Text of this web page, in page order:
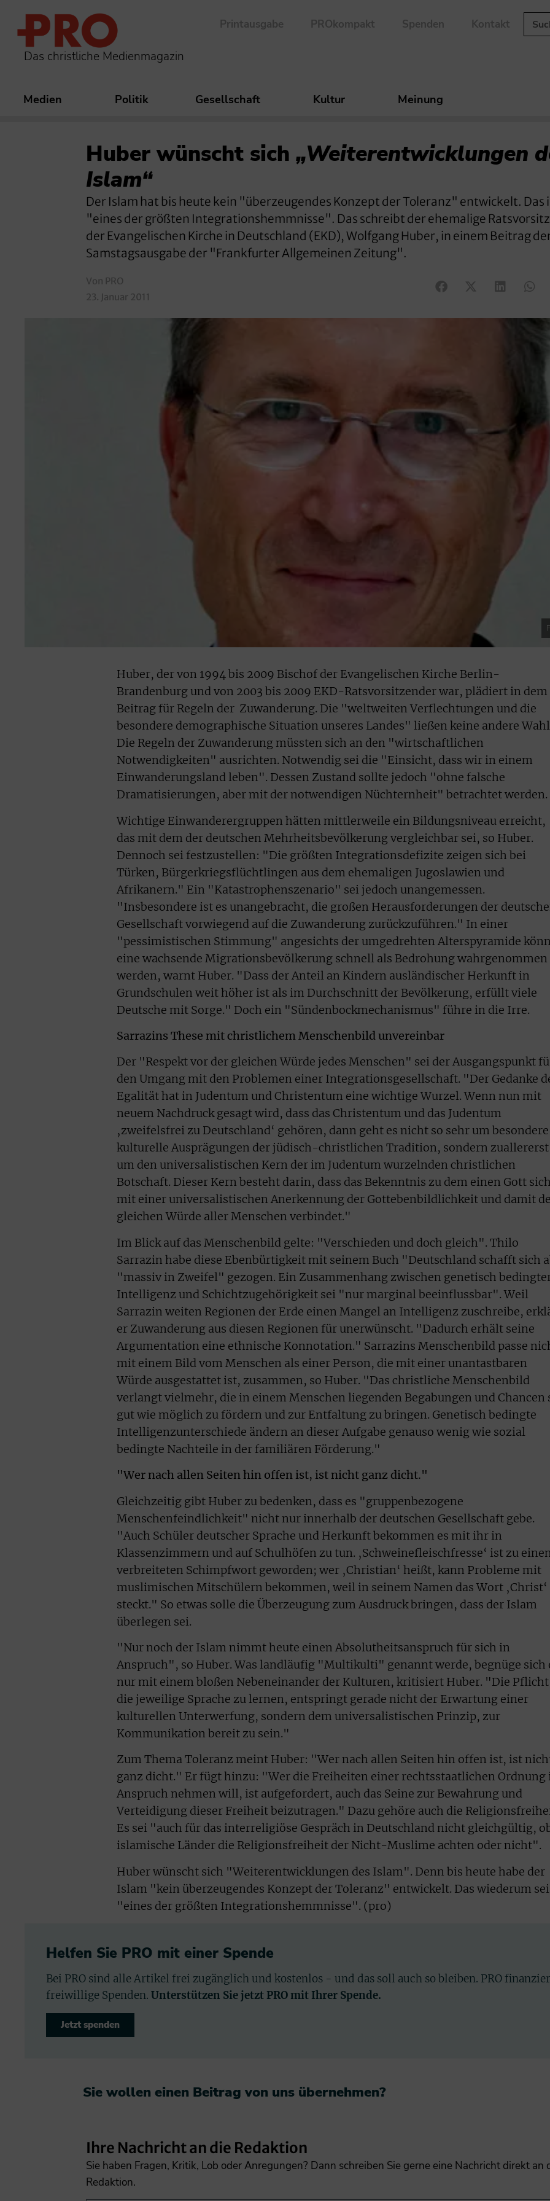
Das christliche Medienmagazin
Printausgabe PROkompakt Spenden Kontakt
Medien Politik Gesellschaft Kultur Meinung
Huber wünscht sich „Weiterentwicklungen
Islam“
Der Islam hat bis heute kein "überzeugendes Konzept der Toleranz" entwickelt. Das
"eines der größten Integrationshemmnisse". Das schreibt der ehemalige
der Evangelischen Kirche in Deutschland (EKD), Wolfgang Huber, in einem Beitrag
Samstagsausgabe der "Frankfurter Allgemeinen Zeitung".
Von PRO
23. Januar 2011
Huber, der von 1994 bis 2009 Bischof der Evangelischen Kirche Berlin-
Brandenburg und von 2003 bis 2009 EKD-Ratsvorsitzender war, plädiert in dem
Beitrag für Regeln der Zuwanderung. Die "weltweiten Verflechtungen und die
besondere demographische Situation unseres Landes" ließen keine andere
Die Regeln der Zuwanderung müssten sich an den "wirtschaftlichen
Notwendigkeiten" ausrichten. Notwendig sei die "Einsicht, dass wir in einem
Einwanderungsland leben". Dessen Zustand sollte jedoch "ohne falsche
Dramatisierungen, aber mit der notwendigen Nüchternheit" betrachtet werden.
Wichtige Einwanderergruppen hätten mittlerweile ein Bildungsniveau erreicht,
das mit dem der deutschen Mehrheitsbevölkerung vergleichbar sei, so Huber.
Dennoch sei festzustellen: "Die größten Integrationsdefizite zeigen sich bei
Türken, Bürgerkriegsflüchtlingen aus dem ehemaligen Jugoslawien und
Afrikanern." Ein "Katastrophenszenario" sei jedoch unangemessen.
"Insbesondere ist es unangebracht, die großen Herausforderungen der
Gesellschaft vorwiegend auf die Zuwanderung zurückzuführen." In einer
"pessimistischen Stimmung" angesichts der umgedrehten Alterspyramide
eine wachsende Migrationsbevölkerung schnell als Bedrohung wahrgenommen
werden, warnt Huber. "Dass der Anteil an Kindern ausländischer Herkunft in
Grundschulen weit höher ist als im Durchschnitt der Bevölkerung, erfüllt viele
Deutsche mit Sorge." Doch ein "Sündenbockmechanismus" führe in die Irre.
Sarrazins These mit christlichem Menschenbild unvereinbar
Der "Respekt vor der gleichen Würde jedes Menschen" sei der Ausgangspunkt
den Umgang mit den Problemen einer Integrationsgesellschaft. "Der Gedanke
Egalität hat in Judentum und Christentum eine wichtige Wurzel. Wenn nun mit
neuem Nachdruck gesagt wird, dass das Christentum und das Judentum
‚zweifelsfrei zu Deutschland‘ gehören, dann geht es nicht so sehr um besondere
kulturelle Ausprägungen der jüdisch-christlichen Tradition, sondern zuallererst
um den universalistischen Kern der im Judentum wurzelnden christlichen
Botschaft. Dieser Kern besteht darin, dass das Bekenntnis zu dem einen Gott
mit einer universalistischen Anerkennung der Gottebenbildlichkeit und damit
gleichen Würde aller Menschen verbindet."
Im Blick auf das Menschenbild gelte: "Verschieden und doch gleich". Thilo
Sarrazin habe diese Ebenbürtigkeit mit seinem Buch "Deutschland schafft sich
"massiv in Zweifel" gezogen. Ein Zusammenhang zwischen genetisch
Intelligenz und Schichtzugehörigkeit sei "nur marginal beeinflussbar". Weil
Sarrazin weiten Regionen der Erde einen Mangel an Intelligenz zuschreibe,
er Zuwanderung aus diesen Regionen für unerwünscht. "Dadurch erhält seine
Argumentation eine ethnische Konnotation." Sarrazins Menschenbild passe
mit einem Bild vom Menschen als einer Person, die mit einer unantastbaren
Würde ausgestattet ist, zusammen, so Huber. "Das christliche Menschenbild
verlangt vielmehr, die in einem Menschen liegenden Begabungen und Chancen
gut wie möglich zu fördern und zur Entfaltung zu bringen. Genetisch bedingte
Intelligenzunterschiede ändern an dieser Aufgabe genauso wenig wie sozial
bedingte Nachteile in der familiären Förderung."
"Wer nach allen Seiten hin offen ist, ist nicht ganz dicht."
Gleichzeitig gibt Huber zu bedenken, dass es "gruppenbezogene
Menschenfeindlichkeit" nicht nur innerhalb der deutschen Gesellschaft gebe.
"Auch Schüler deutscher Sprache und Herkunft bekommen es mit ihr in
Klassenzimmern und auf Schulhöfen zu tun. ‚Schweinefleischfresse‘ ist zu
verbreiteten Schimpfwort geworden; wer ‚Christian‘ heißt, kann Probleme mit
muslimischen Mitschülern bekommen, weil in seinem Namen das Wort ‚Christ‘
steckt." So etwas solle die Überzeugung zum Ausdruck bringen, dass der Islam
überlegen sei.
"Nur noch der Islam nimmt heute einen Absolutheitsanspruch für sich in
Anspruch", so Huber. Was landläufig "Multikulti" genannt werde, begnüge sich
nur mit einem bloßen Nebeneinander der Kulturen, kritisiert Huber. "Die
die jeweilige Sprache zu lernen, entspringt gerade nicht der Erwartung einer
kulturellen Unterwerfung, sondern dem universalistischen Prinzip, zur
Kommunikation bereit zu sein."
Zum Thema Toleranz meint Huber: "Wer nach allen Seiten hin offen ist, ist
ganz dicht." Er fügt hinzu: "Wer die Freiheiten einer rechtsstaatlichen Ordnung
Anspruch nehmen will, ist aufgefordert, auch das Seine zur Bewahrung und
Verteidigung dieser Freiheit beizutragen." Dazu gehöre auch die
Es sei "auch für das interreligiöse Gespräch in Deutschland nicht gleichgültig,
islamische Länder die Religionsfreiheit der Nicht-Muslime achten oder nicht".
Huber wünscht sich "Weiterentwicklungen des Islam". Denn bis heute habe der
Islam "kein überzeugendes Konzept der Toleranz" entwickelt. Das wiederum sei
"eines der größten Integrationshemmnisse". (pro)
Helfen Sie PRO mit einer Spende
Bei PRO sind alle Artikel frei zugänglich und kostenlos - und das soll auch so bleiben. PRO
freiwillige Spenden. Unterstützen Sie jetzt PRO mit Ihrer Spende.
Jetzt spenden
Sie wollen einen Beitrag von uns übernehmen?​
Ihre Nachricht an die Redaktion
Sie haben Fragen, Kritik, Lob oder Anregungen? Dann schreiben Sie gerne eine Nachricht direkt an
Redaktion.